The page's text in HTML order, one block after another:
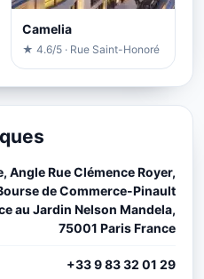
Camelia
★ 4.6/5 · Rue Saint-Honoré
Angle Rue Clémence Royer,
de Commerce-Pinault
au Jardin Nelson Mandela,
75001 Paris France
+33 9 83 32 01 29